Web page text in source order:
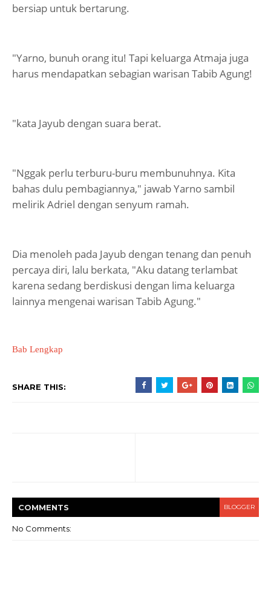
bersiap untuk bertarung.
"Yarno, bunuh orang itu! Tapi keluarga Atmaja juga
harus mendapatkan sebagian warisan Tabib Agung!
"kata Jayub dengan suara berat.
"Nggak perlu terburu-buru membunuhnya. Kita
bahas dulu pembagiannya," jawab Yarno sambil
melirik Adriel dengan senyum ramah.
Dia menoleh pada Jayub dengan tenang dan penuh
percaya diri, lalu berkata, "Aku datang terlambat
karena sedang berdiskusi dengan lima keluarga
lainnya mengenai warisan Tabib Agung."
Bab Lengkap
SHARE THIS:
COMMENTS BLOGGER
No Comments: